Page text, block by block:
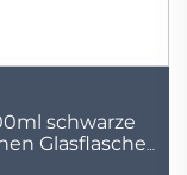
schwarze
Glasflasche